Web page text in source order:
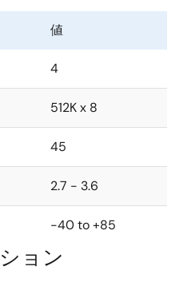
値
4
512K x 8
45
2.7 - 3.6
-40 to +85
ョン